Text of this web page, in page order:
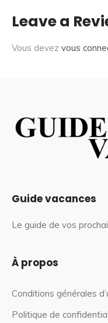
Leave a
Vous devez vous
Guide vacances
Le guide de vos
À propos
Conditions générales
Politique de